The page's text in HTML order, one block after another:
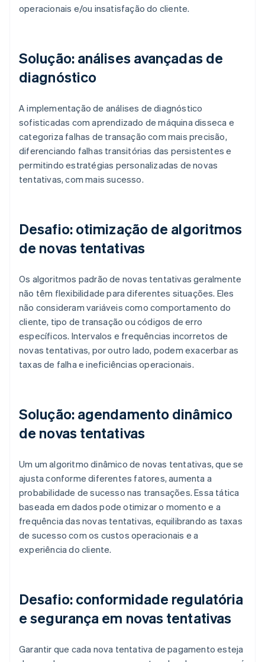
operacionais e/ou insatisfação do cliente.
Solução: análises avançadas de
diagnóstico
A implementação de análises de diagnóstico
sofisticadas com aprendizado de máquina disseca e
categoriza falhas de transação com mais precisão,
diferenciando falhas transitórias das persistentes e
permitindo estratégias personalizadas de novas
tentativas, com mais sucesso.
Desafio: otimização de algoritmos
de novas tentativas
Os algoritmos padrão de novas tentativas geralmente
não têm flexibilidade para diferentes situações. Eles
não consideram variáveis como comportamento do
cliente, tipo de transação ou códigos de erro
específicos. Intervalos e frequências incorretos de
novas tentativas, por outro lado, podem exacerbar as
taxas de falha e ineficiências operacionais.
Solução: agendamento dinâmico
de novas tentativas
Um um algoritmo dinâmico de novas tentativas, que se
ajusta conforme diferentes fatores, aumenta a
probabilidade de sucesso nas transações. Essa tática
baseada em dados pode otimizar o momento e a
frequência das novas tentativas, equilibrando as taxas
de sucesso com os custos operacionais e a
experiência do cliente.
Desafio: conformidade regulatória
e segurança em novas tentativas
Garantir que cada nova tentativa de pagamento esteja